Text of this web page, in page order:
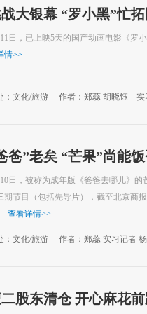
大银幕 “罗小黑”忙
日，已上映5天的国产动画电影《罗
情>>
：文化/旅游
作者：郑蕊 胡晓钰 实
爸”老矣 “芒果”尚能
日，被称为成年版《爸爸去哪儿》
期节目（包括先导片），截至北京商
查看详情>>
：文化/旅游 作者：郑蕊 实习记者
股东清仓 开心麻花